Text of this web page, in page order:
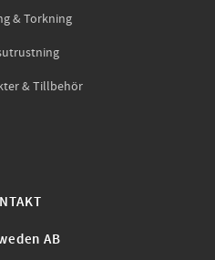
& Torkning
& Tillbehör
AB